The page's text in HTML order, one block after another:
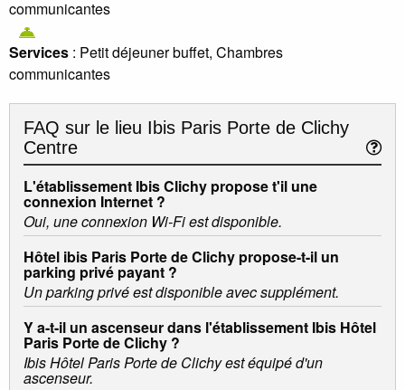
communicantes
Services : Petit déjeuner buffet, Chambres
communicantes
FAQ sur le lieu Ibis Paris Porte de Clichy
Centre
L'établissement Ibis Clichy propose t'il une
connexion Internet ?
Oui, une connexion Wi-Fi est disponible.
Hôtel ibis Paris Porte de Clichy propose-t-il un
parking privé payant ?
Un parking privé est disponible avec supplément.
Y a-t-il un ascenseur dans l'établissement Ibis Hôtel
Paris Porte de Clichy ?
Ibis Hôtel Paris Porte de Clichy est équipé d'un
ascenseur.